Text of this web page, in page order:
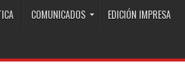
COMUNICADOS EDICIÓN IMPRESA